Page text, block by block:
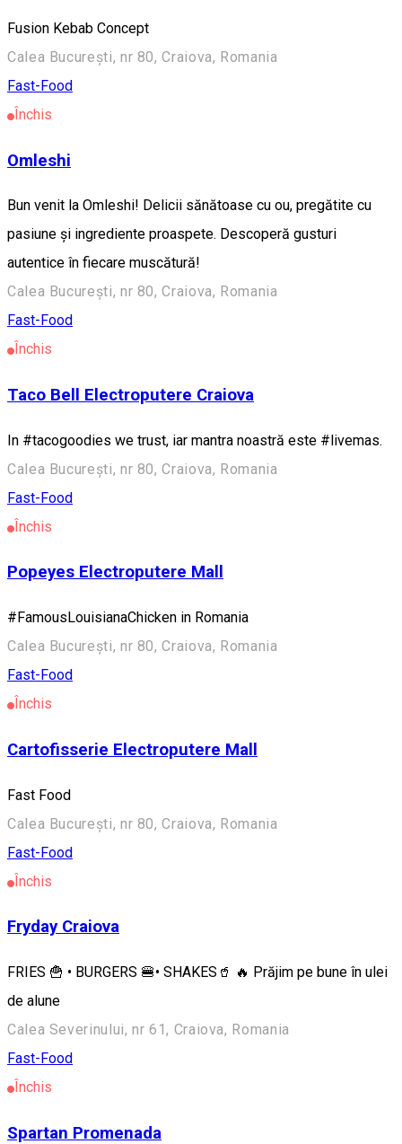
Fusion Kebab Concept
Calea București, nr 80, Craiova, Romania
Fast-Food
Închis
Omleshi
Bun venit la Omleshi! Delicii sănătoase cu ou, pregătite cu
pasiune și ingrediente proaspete. Descoperă gusturi
autentice în fiecare muscătură!
Calea București, nr 80, Craiova, Romania
Fast-Food
Închis
Taco Bell Electroputere Craiova
In #tacogoodies we trust, iar mantra noastră este #livemas.
Calea București, nr 80, Craiova, Romania
Fast-Food
Închis
Popeyes Electroputere Mall
#FamousLouisianaChicken in Romania
Calea București, nr 80, Craiova, Romania
Fast-Food
Închis
Cartofisserie Electroputere Mall
Fast Food
Calea București, nr 80, Craiova, Romania
Fast-Food
Închis
Fryday Craiova
FRIES 🍟 • BURGERS 🍔• SHAKES🥤 🔥 Prăjim pe bune în ulei
de alune
Calea Severinului, nr 61, Craiova, Romania
Fast-Food
Închis
Spartan Promenada